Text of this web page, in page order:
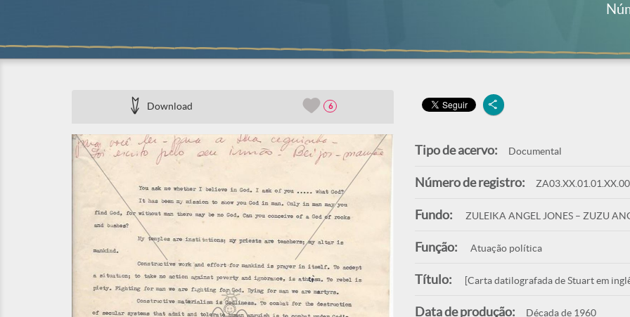
Download 6
Tipo de acervo: Documental
Número de registro:
Fundo: ZULEIKA ANGEL JONES – ZUZU
Função: Atuação política
Título: [Carta datilografada de Stuart em
Data de produção: Década de 1960